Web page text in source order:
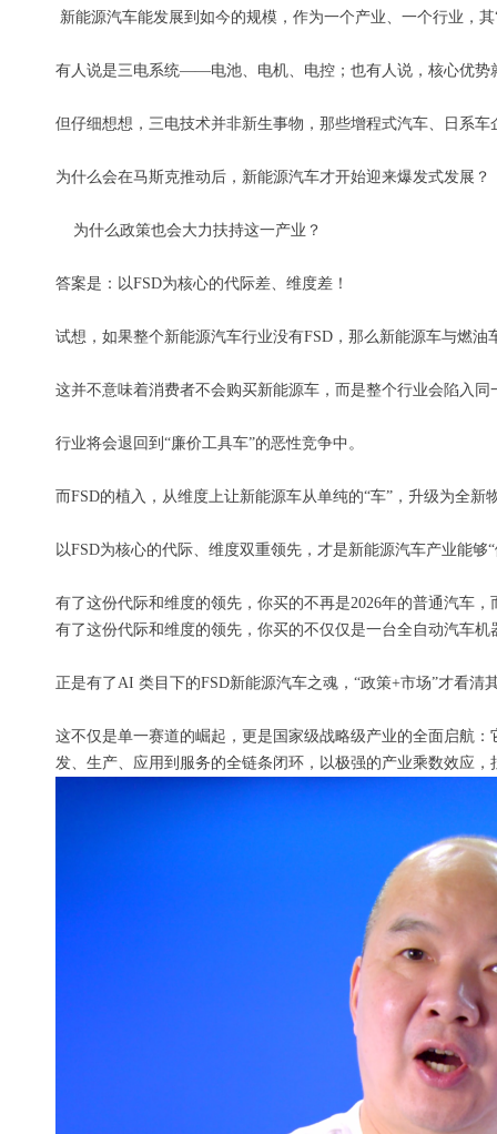
新能源汽车能发展到如今的规模，作为一个产业、一个行业，
有人说是三电系统——电池、电机、电控；也有人说，核心优势
但仔细想想，三电技术并非新生事物，那些增程式汽车、日系车
为什么会在马斯克推动后，新能源汽车才开始迎来爆发式发展？
为什么政策也会大力扶持这一产业？
答案是：以FSD为核心的代际差、维度差！
试想，如果整个新能源汽车行业没有FSD，那么新能源车与燃
这并不意味着消费者不会购买新能源车，而是整个行业会陷入同
行业将会退回到“廉价工具车”的恶性竞争中。
而FSD的植入，从维度上让新能源车从单纯的“车”，升级为全
以FSD为核心的代际、维度双重领先，才是新能源汽车产业能够
有了这份代际和维度的领先，你买的不再是2026年的普通汽车
有了这份代际和维度的领先，你买的不仅仅是一台全自动汽车
正是有了AI 类目下的FSD新能源汽车之魂，“政策+市场”才看清
这不仅是单一赛道的崛起，更是国家级战略级产业的全面启航
发、生产、应用到服务的全链条闭环，以极强的产业乘数效应